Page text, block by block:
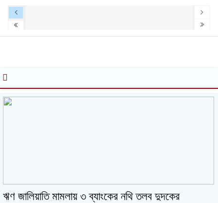
ঋণ জালিয়াতি মামলায় ৩ ব্যাংকের নথি তলব দুদকের